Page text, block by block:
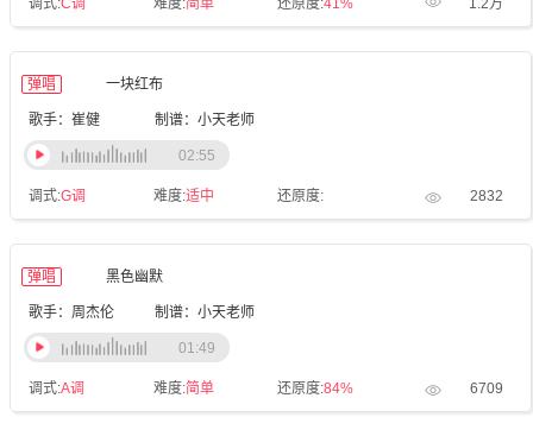
调式:C调 难度:简单 还原度:41% 1.2万
弹唱 一块红布
歌手：崔健 制谱：小天老师
调式:G调 难度:适中 还原度: 2832
02:55
弹唱 黑色幽默
歌手：周杰伦 制谱：小天老师
调式:A调 难度:简单 还原度:84% 6709
01:49